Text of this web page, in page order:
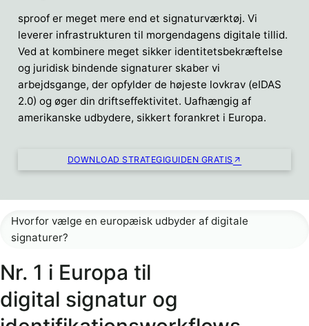
sproof er meget mere end et signaturværktøj. Vi
leverer infrastrukturen til morgendagens digitale tillid.
Ved at kombinere meget sikker identitetsbekræftelse
og juridisk bindende signaturer skaber vi
arbejdsgange, der opfylder de højeste lovkrav (eIDAS
2.0) og øger din driftseffektivitet. Uafhængig af
amerikanske udbydere, sikkert forankret i Europa.
DOWNLOAD STRATEGIGUIDEN GRATIS
Nr. 1 i Europa til
digital signatur og
Hvorfor vælge en europæisk udbyder af digitale
signaturer?